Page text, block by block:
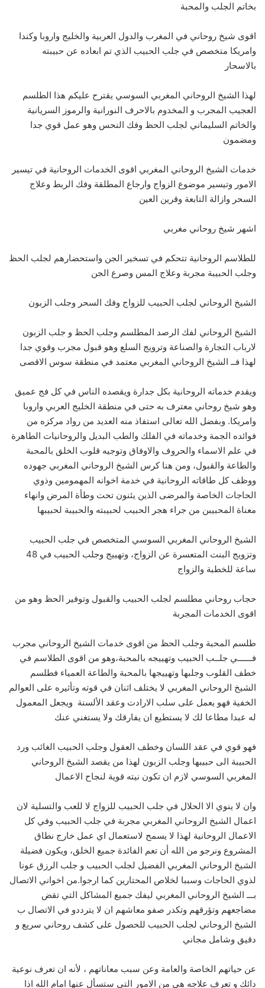
بخاتم الجلب والمحبة
اقوى شيخ روحاني في المغرب والدول العربية والخليج واروبا وكندا
وامريكا متخصص في جلب الحبيب الذي تم ابعاده عن حبيبته
بالاسحار
لهذا الشيخ الروحاني المغربي السوسي يقترح عليكم هذا الطلسم
العجيب المجرب و المخدوم بالاحرف النورانية والرموز السريانية
والخاتم السليماني لجلب الحظ وفك النحس وهو عمل قوي جدا
ومضمون
خدمات الشيخ الروحاني المغربي اقوى الخدمات الروحانية في تيسير
الامور وتيسير موضوع الزواج وارجاع المطلقة وفك الربط وعلاج
السحر وازالة التابعة وقرين العين
اشهر شيخ روحاني مغربي
للطلاسم الروحانية تتحكم في تسخير الجن واستحضارهم لجلب الحظ
وجلب الحبيبة مجربة وعلاج المس وصرع الجن
الشيخ الروحاني لجلب الحبيب للزواج وفك السحر وجلب الزبون
الشيخ الروحاني لفك الرصد المطلسم وجلب الحظ و جلب الزبون
لارباب التجارة والصناعة وترويج السلع وهو قبول مجرب وقوي جدا
لهذا فــ الشيخ الروحاني المغربي معتمد في منطقة سوس الاقصى
ويقدم خدماته الروحانية بكل جدارة ويقصده الناس في كل فج عميق
وهو شيخ روحاني معترف به حتى في منطقة الخليج العربي واروبا
وامريكا. وبفضل الله تعالى استفاذ منه العديد من رواد مركزه من
فوائده الجمة وخدماته في الفلك والطب البديل والروحانيات الطاهرة
في علم الاسماء والحروف والاوفاق وتوجيه قلوب الخلق بالمحبة
والطاعة والقبول، ومن هنا كرس الشيخ الروحاني المغربي جهوده
ووظف كل طاقاته الروحانية في خدمة اخوانه المهمومين وذوي
الحاجات الخاصة والمرضى الذين يئنون تحت وطأة المرض وانهاء
معناة المحبيبن من جراء هجر الحبيب لحبيبته والحبيبة لحبيبها
الشيخ الروحاني المغربي السوسي المتخصص في جلب الحبيب
وتزويج البنت المتعسرة عن الزواج، وتهييج وجلب الحبيب في 48
ساعة للخطبة والزواج
حجاب روحاني مطلسم لجلب الحبيب والقبول وتوفير الحظ وهو من
اقوى الخدمات المجربة
طلسم المحبة وجلب الحظ من اقوى خدمات الشيخ الروحاني مجرب
فــــــي جلــب الحبيب وتهييجه بالمحبة،وهو من اقوى الطلاسم في
خطف القلوب وجلبها وتهييجها بالمحبة والطاعة العمياء فطلسم
الشيخ الروحاني المغربي لا يختلف اثنان في قوته وتأثيره على العوالم
الخفية فهو يعمل على سلب الارادت وعقد الألسنة ويجعل المعمول
له عبدا مطاعا لك لا يستطيع ان يفارقك ولا يستغني عنك
فهو قوي في عقد اللسان وخطف العقول وجلب الحبيب الغائب ورد
الحبيبة الى حبيبها وجلب الزبون لهذا من يقصد الشيخ الروحاني
المغربي السوسي لازم ان تكون نيته قوية لنجاح الاعمال
وان لا ينوي الا الحلال في جلب الحبيب للزواج لا للعب والتسلية لان
اعمال الشيخ الروحاني المغربي مجربة في جلب الحبيب وفي كل
الاعمال الروحانية لهذا لا يسمح لاستعمال اي عمل خارج نطاق
المشروع ونرجو من الله أن تعم الفائدة جميع الخلق، ويكون فضيلة
الشيخ الروحاني المغربي الفضيل لجلب الحبيب و جلب الرزق عونا
لذوي الحاجات وسببا لخلاص المحتارين كما ارجوا.من اخواني الاتصال
بـــ الشيخ الروحاني المغربي ليفك جميع المشاكل التي تقض
مضاجعهم وتؤرقهم وتكدر صفو معاشهم ان لا يترددو في الاتصال ب
الشيخ الروحاني لجلب الحبيب للحصول على كشف روحاني سريع و
دقيق وشامل مجاني
عن حياتهم الخاصة والعامة وعن سبب معاناتهم ، لأنه ان تعرف نوعية
دائك و تعرف علاجه هي من الامور التي ستسأل عنها امام الله اذا